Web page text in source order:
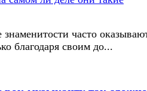
часто
благодаря своим до...